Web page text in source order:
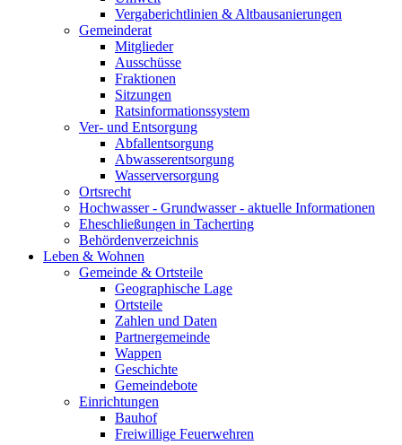
Vergaberichtlinien & Altbausanierungen
Gemeinderat
Mitglieder
Ausschüsse
Fraktionen
Sitzungen
Ratsinformationssystem
Ver- und Entsorgung
Abfallentsorgung
Abwasserentsorgung
Wasserversorgung
Ortsrecht
Hochwasser - Grundwasser - aktuelle Informationen
Eheschließungen in Tacherting
Behördenverzeichnis
Leben & Wohnen
Gemeinde & Ortsteile
Geographische Lage
Ortsteile
Zahlen und Daten
Partnergemeinde
Wappen
Geschichte
Gemeindebote
Einrichtungen
Bauhof
Freiwillige Feuerwehren